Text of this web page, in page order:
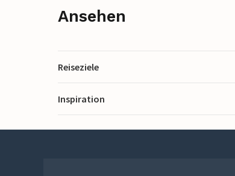
Ansehen
Reiseziele
Inspiration